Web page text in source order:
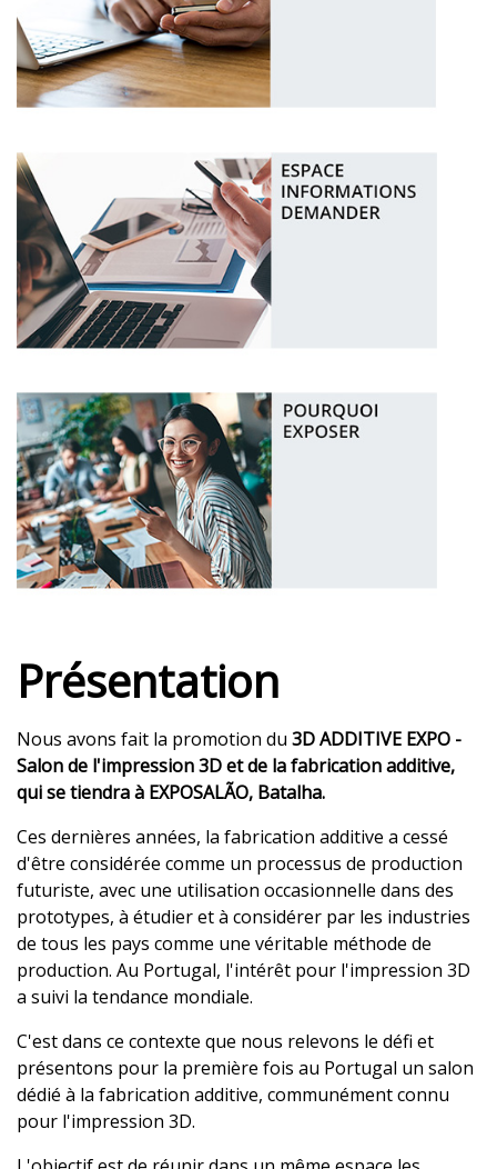
Présentation
Nous avons fait la promotion du 3D ADDITIVE EXPO -
Salon de l'impression 3D et de la fabrication additive,
qui se tiendra à EXPOSALÃO, Batalha.
Ces dernières années, la fabrication additive a cessé
d'être considérée comme un processus de production
futuriste, avec une utilisation occasionnelle dans des
prototypes, à étudier et à considérer par les industries
de tous les pays comme une véritable méthode de
production. Au Portugal, l'intérêt pour l'impression 3D
a suivi la tendance mondiale.
C'est dans ce contexte que nous relevons le défi et
présentons pour la première fois au Portugal un salon
dédié à la fabrication additive, communément connu
pour l'impression 3D.